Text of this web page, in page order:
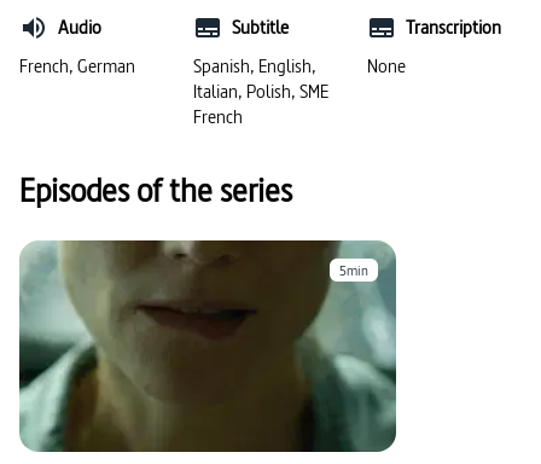
Audio
French, German
Subtitle
Spanish, English,
Italian, Polish, SME
French
Transcription
None
Episodes of the series
5min